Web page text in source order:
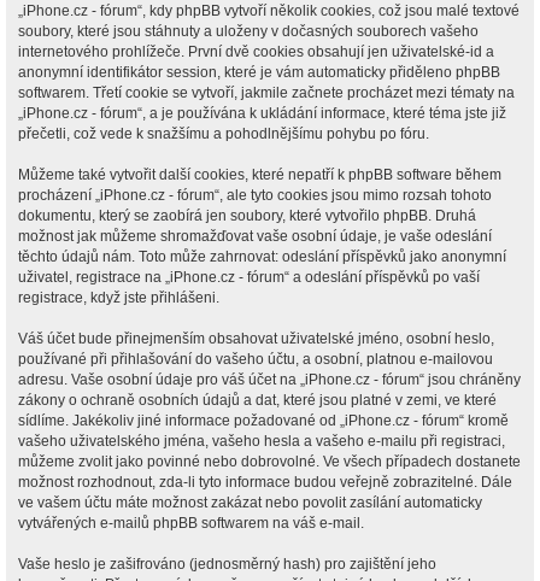
„iPhone.cz - fórum“, kdy phpBB vytvoří několik cookies, což jsou malé textové
soubory, které jsou stáhnuty a uloženy v dočasných souborech vašeho
internetového prohlížeče. První dvě cookies obsahují jen uživatelské-id a
anonymní identifikátor session, které je vám automaticky přiděleno phpBB
softwarem. Třetí cookie se vytvoří, jakmile začnete procházet mezi tématy na
„iPhone.cz - fórum“, a je používána k ukládání informace, které téma jste již
přečetli, což vede k snažšímu a pohodlnějšímu pohybu po fóru.
Můžeme také vytvořit další cookies, které nepatří k phpBB software během
procházení „iPhone.cz - fórum“, ale tyto cookies jsou mimo rozsah tohoto
dokumentu, který se zaobírá jen soubory, které vytvořilo phpBB. Druhá
možnost jak můžeme shromažďovat vaše osobní údaje, je vaše odeslání
těchto údajů nám. Toto může zahrnovat: odeslání příspěvků jako anonymní
uživatel, registrace na „iPhone.cz - fórum“ a odeslání příspěvků po vaší
registrace, když jste přihlášeni.
Váš účet bude přinejmenším obsahovat uživatelské jméno, osobní heslo,
používané při přihlašování do vašeho účtu, a osobní, platnou e-mailovou
adresu. Vaše osobní údaje pro váš účet na „iPhone.cz - fórum“ jsou chráněny
zákony o ochraně osobních údajů a dat, které jsou platné v zemi, ve které
sídlíme. Jakékoliv jiné informace požadované od „iPhone.cz - fórum“ kromě
vašeho uživatelského jména, vašeho hesla a vašeho e-mailu při registraci,
můžeme zvolit jako povinné nebo dobrovolné. Ve všech případech dostanete
možnost rozhodnout, zda-li tyto informace budou veřejně zobrazitelné. Dále
ve vašem účtu máte možnost zakázat nebo povolit zasílání automaticky
vytvářených e-mailů phpBB softwarem na váš e-mail.
Vaše heslo je zašifrováno (jednosměrný hash) pro zajištění jeho